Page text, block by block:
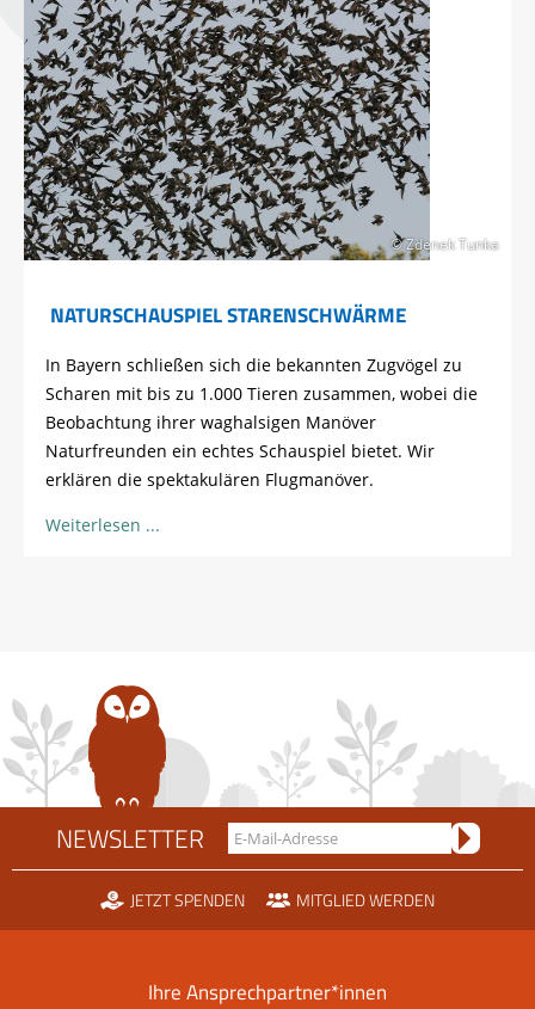
© Zdenek Tunka
NATURSCHAUSPIEL STARENSCHWÄRME
In Bayern schließen sich die bekannten Zugvögel zu
Scharen mit bis zu 1.000 Tieren zusammen, wobei die
Beobachtung ihrer waghalsigen Manöver
Naturfreunden ein echtes Schauspiel bietet. Wir
erklären die spektakulären Flugmanöver.
Weiterlesen
NEWSLETTER
JETZT SPENDEN MITGLIED WERDEN
Ihre Ansprechpartner*innen